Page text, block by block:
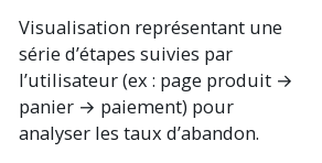
Visualisation représentant une
série d’étapes suivies par
l’utilisateur (ex : page produit →
panier → paiement) pour
analyser les taux d’abandon.